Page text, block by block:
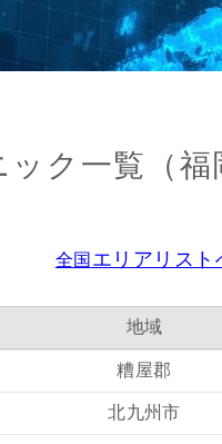
ック一覧（福
全国 エリアリスト
地域
糟屋郡
北九州市